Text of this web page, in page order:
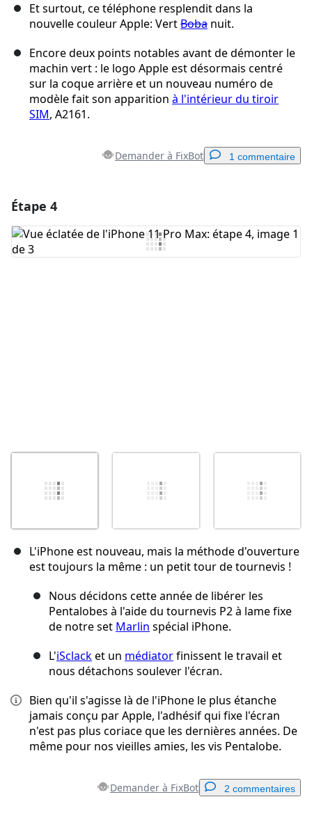
Et surtout, ce téléphone resplendit dans la
nouvelle couleur Apple: VertBoba nuit.
Encore deux points notables avant de démonter le
machin vert : le logo Apple est désormais centré
sur la coque arrière et un nouveau numéro de
modèle fait son apparition à l'intérieur du tiroir
SIM, A2161.
Demander à FixBot 1 commentaire
Ajouter un commentaire
Étape 4
L'iPhone est nouveau, mais la méthode d'ouverture
est toujours la même : un petit tour de tournevis !
Nous décidons cette année de libérer les
Pentalobes à l'aide du tournevis P2 à lame fixe
de notre set Marlin spécial iPhone.
L'iSclacket un médiatorfinissent le travail et
nous détachons soulever l'écran.
Bien qu'il s'agisse là de l'iPhone le plus étanche
jamais conçu par Apple, l'adhésif qui fixe l'écran
n'est pas plus coriace que les dernières années. De
même pour nos vieilles amies, les vis Pentalobe.
Demander à FixBot 2 commentaires